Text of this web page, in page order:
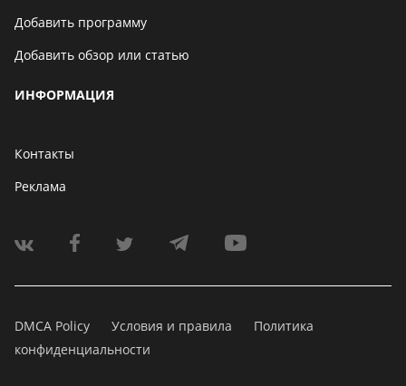
Добавить программу
Добавить обзор или статью
ИНФОРМАЦИЯ
Контакты
Реклама
DMCA Policy Условия и правила
Политика
конфиденциальности